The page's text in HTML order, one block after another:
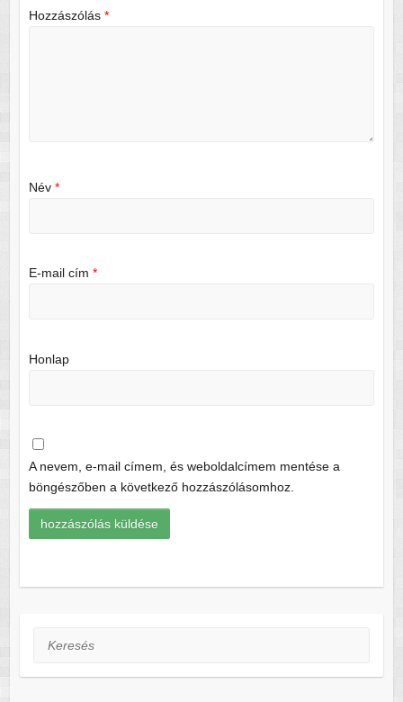
Hozzászólás *
Név *
E-mail cím *
Honlap
A nevem, e-mail címem, és weboldalcímem mentése a
böngészőben a következő hozzászólásomhoz.
Keresés